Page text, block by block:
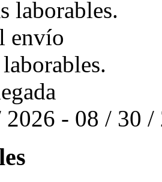
laborables.
envío
2026 - 08 / 30 /